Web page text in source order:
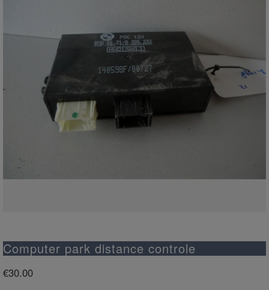
Computer park distance controle
€30.00